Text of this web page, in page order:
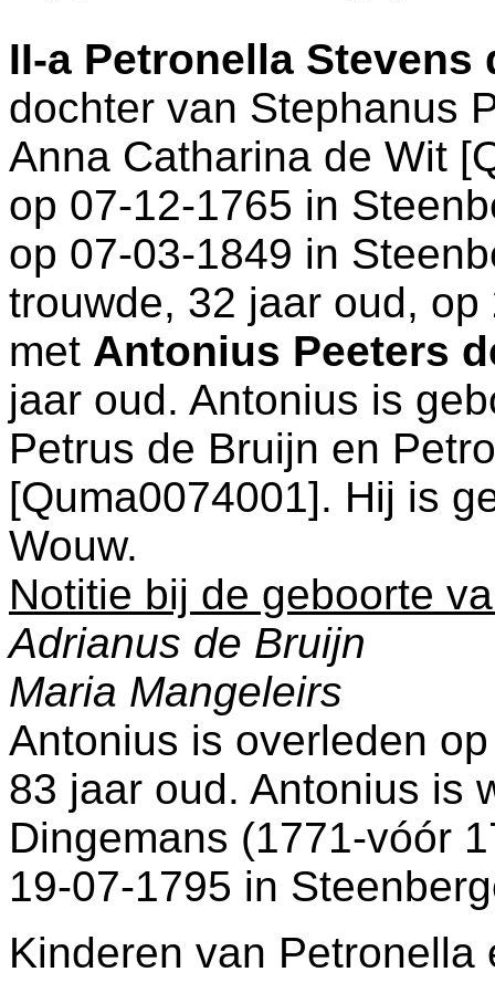
II-a Petronella Stevens
dochter van Stephanus
Anna Catharina de Wit
op 07-12-1765 in
op 07-03-1849 in
trouwde, 32 jaar oud,
met Antonius Peeters
jaar oud. Antonius is
Petrus de Bruijn en
[Quma0074001]. Hij is
Wouw.
Notitie bij de geboorte
Adrianus de Bruijn
Maria Mangeleirs
Antonius is overleden
83 jaar oud. Antonius is
Dingemans (1771-vóór
19-07-1795 in
Kinderen van Petronella